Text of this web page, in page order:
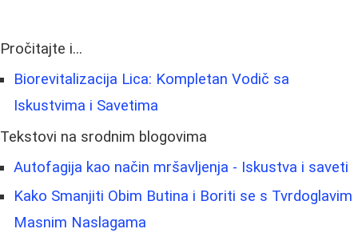
Pročitajte i...
Biorevitalizacija Lica: Kompletan Vodič sa
Iskustvima i Savetima
Tekstovi na srodnim blogovima
Autofagija kao način mršavljenja - Iskustva i saveti
Kako Smanjiti Obim Butina i Boriti se s Tvrdoglavim
Masnim Naslagama